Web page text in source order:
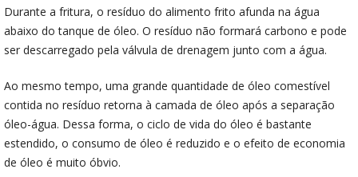
Durante a fritura, o resíduo do alimento frito afunda na água
abaixo do tanque de óleo. O resíduo não formará carbono e pode
ser descarregado pela válvula de drenagem junto com a água.
Ao mesmo tempo, uma grande quantidade de óleo comestível
contida no resíduo retorna à camada de óleo após a separação
óleo-água. Dessa forma, o ciclo de vida do óleo é bastante
estendido, o consumo de óleo é reduzido e o efeito de economia
de óleo é muito óbvio.